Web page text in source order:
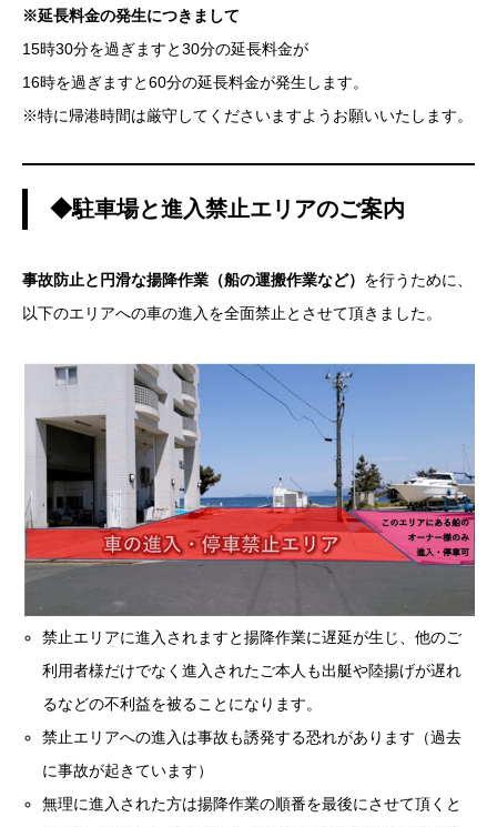
※延長料金の発生につきまして
15時30分を過ぎますと30分の延長料金が
16時を過ぎますと60分の延長料金が発生します。
※特に帰港時間は厳守してくださいますようお願いいたします。
◆駐車場と進入禁止エリアのご案内
事故防止と円滑な揚降作業（船の運搬作業など） を行うために、
以下のエリアへの車の進入を全面禁止とさせて頂きました。
禁止エリアに進入されますと揚降作業に遅延が生じ、他のご
利用者様だけでなく進入されたご本人も出艇や陸揚げが遅れ
るなどの不利益を被ることになります。
禁止エリアへの進入は事故も誘発する恐れがあります（過去
に事故が起きています）
無理に進入された方は揚降作業の順番を最後にさせて頂くと